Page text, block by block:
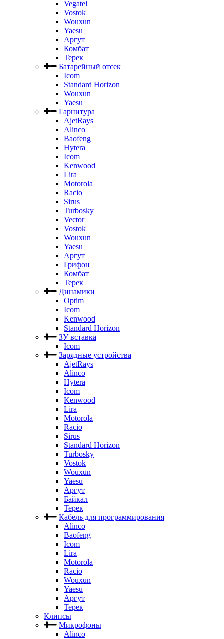
Vegatel
Vostok
Wouxun
Yaesu
Аргут
Комбат
Терек
Батарейный отсек
Icom
Standard Horizon
Wouxun
Yaesu
Гарнитура
AjetRays
Alinco
Baofeng
Hytera
Icom
Kenwood
Lira
Motorola
Racio
Sirus
Turbosky
Vector
Vostok
Wouxun
Yaesu
Аргут
Грифон
Комбат
Терек
Динамики
Optim
Icom
Kenwood
Standard Horizon
ЗУ вставка
Icom
Зарядные устройства
AjetRays
Alinco
Hytera
Icom
Kenwood
Lira
Motorola
Racio
Sirus
Standard Horizon
Turbosky
Vostok
Wouxun
Yaesu
Аргут
Байкал
Терек
Кабель для программирования
Alinco
Baofeng
Icom
Lira
Motorola
Racio
Wouxun
Yaesu
Аргут
Терек
Клипсы
Микрофоны
Alinco